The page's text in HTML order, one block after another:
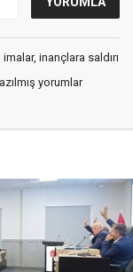
inançlara saldırı
yorumlar